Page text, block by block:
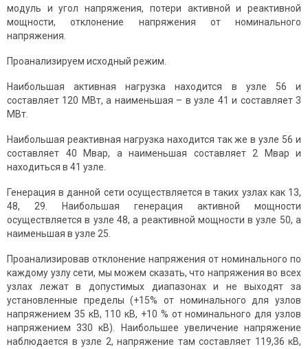
модуль и угол напряжения, потери активной и реактивной
мощности, отклонение напряжения от номинального
напряжения.
Проанализируем исходный режим.
Наибольшая активная нагрузка находится в узле 56 и
составляет 120 МВт, а наименьшая – в узле 41 и составляет 3
МВт.
Наибольшая реактивная нагрузка находится так же в узле 56 и
составляет 40 Мвар, а наименьшая составляет 2 Мвар и
находиться в 41 узле.
Генерация в данной сети осуществляется в таких узлах как 13,
48, 29. Наибольшая генерация активной мощности
осуществляется в узле 48, а реактивной мощности в узле 50, а
наименьшая в узле 25.
Проанализировав отклонение напряжения от номинального по
каждому узлу сети, мы можем сказать, что напряжения во всех
узлах лежат в допустимых диапазонах и не выходят за
установленные пределы (+15% от номинального для узлов
напряжением 35 кВ, 110 кВ, +10 % от номинального для узлов
напряжением 330 кВ). Наибольшее увеличение напряжение
наблюдается в узле 2, напряжение там составляет 119,36 кВ,